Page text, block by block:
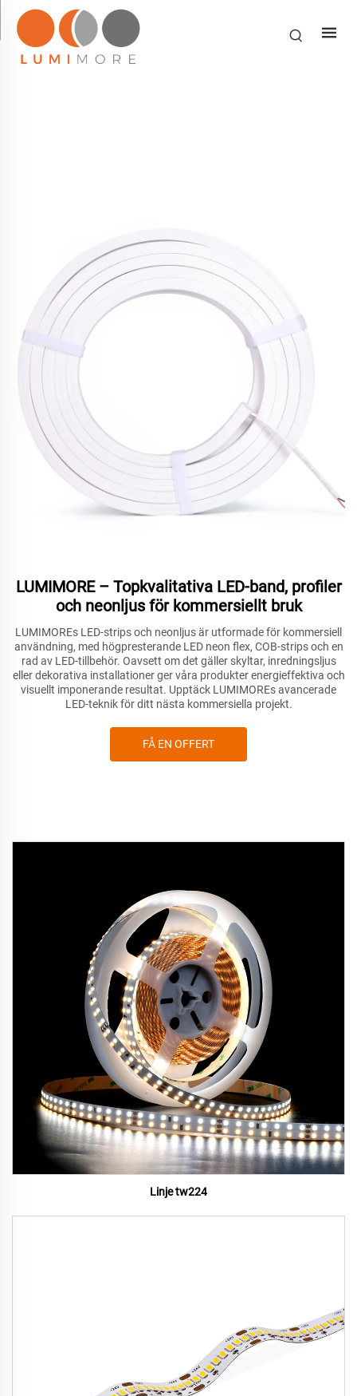
LUMIMORE – Topkvalitativa LED-band, profiler
och neonljus för kommersiellt bruk
LUMIMOREs LED-strips och neonljus är utformade för kommersiell
användning, med högpresterande LED neon flex, COB-strips och en
rad av LED-tillbehör. Oavsett om det gäller skyltar, inredningsljus
eller dekorativa installationer ger våra produkter energieffektiva och
visuellt imponerande resultat. Upptäck LUMIMOREs avancerade
LED-teknik för ditt nästa kommersiella projekt.
FÅ EN OFFERT
Linje tw224